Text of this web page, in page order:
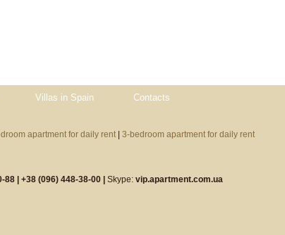
Villas in Spain Contacts
apartment for daily rent| 3-bedroom apartment for daily rent
88 | +38 (096) 448-38-00 | Skype: vip.apartment.com.ua